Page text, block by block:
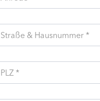
Straße & Hausnummer *
PLZ *